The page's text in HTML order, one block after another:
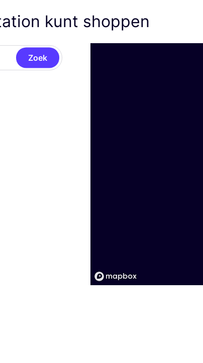
kunt shoppen
Zoek